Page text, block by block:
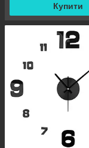
Купити